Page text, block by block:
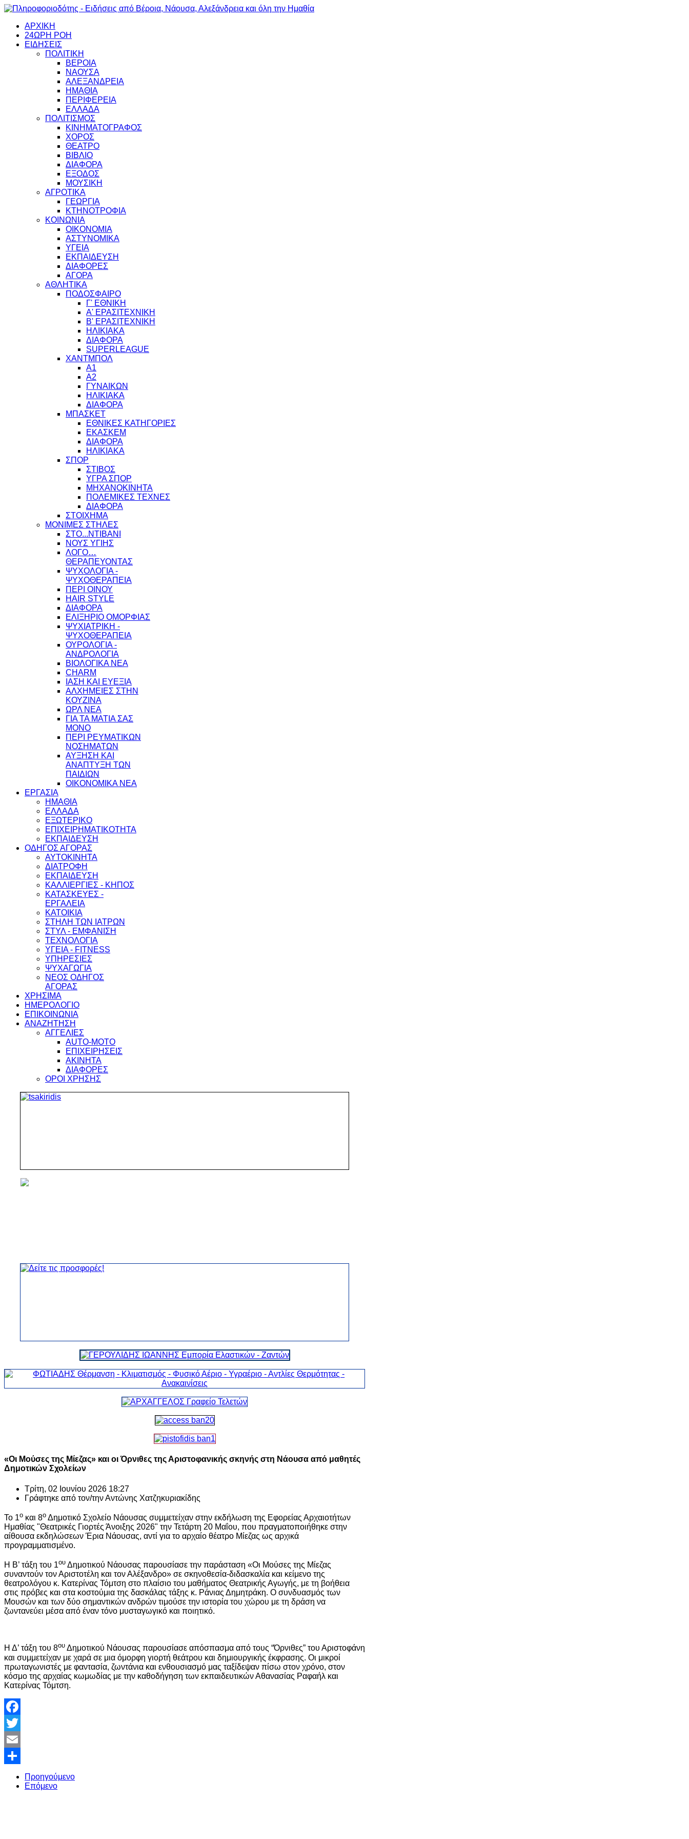
ΑΡΧΙΚΗ
24ΩΡΗ ΡΟΗ
ΕΙΔΗΣΕΙΣ
ΠΟΛΙΤΙΚΗ
ΒΕΡΟΙΑ
ΝΑΟΥΣΑ
ΑΛΕΞΑΝΔΡΕΙΑ
ΗΜΑΘΙΑ
ΠΕΡΙΦΕΡΕΙΑ
ΕΛΛΑΔΑ
ΠΟΛΙΤΙΣΜΟΣ
ΚΙΝΗΜΑΤΟΓΡΑΦΟΣ
ΧΟΡΟΣ
ΘΕΑΤΡΟ
ΒΙΒΛΙΟ
ΔΙΑΦΟΡΑ
ΕΞΟΔΟΣ
ΜΟΥΣΙΚΗ
ΑΓΡΟΤΙΚΑ
ΓΕΩΡΓΙΑ
ΚΤΗΝΟΤΡΟΦΙΑ
ΚΟΙΝΩΝΙΑ
ΟΙΚΟΝΟΜΙΑ
ΑΣΤΥΝΟΜΙΚΑ
ΥΓΕΙΑ
ΕΚΠΑΙΔΕΥΣΗ
ΔΙΑΦΟΡΕΣ
ΑΓΟΡΑ
ΑΘΛΗΤΙΚΑ
ΠΟΔΟΣΦΑΙΡΟ
Γ' ΕΘΝΙΚΗ
Α' ΕΡΑΣΙΤΕΧΝΙΚΗ
Β' ΕΡΑΣΙΤΕΧΝΙΚΗ
ΗΛΙΚΙΑΚΑ
ΔΙΑΦΟΡΑ
SUPERLEAGUE
ΧΑΝΤΜΠΟΛ
Α1
Α2
ΓΥΝΑΙΚΩΝ
ΗΛΙΚΙΑΚΑ
ΔΙΑΦΟΡΑ
ΜΠΑΣΚΕΤ
ΕΘΝΙΚΕΣ ΚΑΤΗΓΟΡΙΕΣ
ΕΚΑΣΚΕΜ
ΔΙΑΦΟΡΑ
ΗΛΙΚΙΑΚΑ
ΣΠΟΡ
ΣΤΙΒΟΣ
ΥΓΡΑ ΣΠΟΡ
ΜΗΧΑΝΟΚΙΝΗΤΑ
ΠΟΛΕΜΙΚΕΣ ΤΕΧΝΕΣ
ΔΙΑΦΟΡΑ
ΣΤΟΙΧΗΜΑ
ΜΟΝΙΜΕΣ ΣΤΗΛΕΣ
ΣΤΟ...ΝΤΙΒΑΝΙ
ΝΟΥΣ ΥΓΙΗΣ
ΛΟΓΟ…
ΘΕΡΑΠΕΥΟΝΤΑΣ
ΨΥΧΟΛΟΓΙΑ -
ΨΥΧΟΘΕΡΑΠΕΙΑ
ΠΕΡΙ ΟΙΝΟΥ
HAIR STYLE
ΔΙΑΦΟΡΑ
ΕΛΙΞΗΡΙΟ ΟΜΟΡΦΙΑΣ
ΨΥΧΙΑΤΡΙΚΗ -
ΨΥΧΟΘΕΡΑΠΕΙΑ
ΟΥΡΟΛΟΓΙΑ -
ΑΝΔΡΟΛΟΓΙΑ
ΒΙΟΛΟΓΙΚΑ ΝΕΑ
CHARM
ΙΑΣΗ ΚΑΙ ΕΥΕΞΙΑ
ΑΛΧΗΜΕΙΕΣ ΣΤΗΝ
ΚΟΥΖΙΝΑ
ΩΡΛ ΝEA
ΓΙΑ ΤΑ ΜΑΤΙΑ ΣΑΣ
ΜΟΝΟ
ΠΕΡΙ ΡΕΥΜΑΤΙΚΩΝ
ΝΟΣΗΜΑΤΩΝ
ΑΥΞΗΣΗ ΚΑΙ
ΑΝΑΠΤΥΞΗ ΤΩΝ
ΠΑΙΔΙΩΝ
ΟΙΚΟΝΟΜΙΚΑ ΝΕΑ
ΕΡΓΑΣΙΑ
ΗΜΑΘΙΑ
ΕΛΛΑΔΑ
ΕΞΩΤΕΡΙΚΟ
ΕΠΙΧΕΙΡΗΜΑΤΙΚΟΤΗΤΑ
ΕΚΠΑΙΔΕΥΣΗ
ΟΔΗΓΟΣ ΑΓΟΡΑΣ
ΑΥΤΟΚΙΝΗΤΑ
ΔΙΑΤΡΟΦΗ
ΕΚΠΑΙΔΕΥΣΗ
ΚΑΛΛΙΕΡΓΙΕΣ - ΚΗΠΟΣ
ΚΑΤΑΣΚΕΥΕΣ -
ΕΡΓΑΛΕΙΑ
ΚΑΤΟΙΚΙΑ
ΣΤΗΛΗ ΤΩΝ ΙΑΤΡΩΝ
ΣΤΥΛ - ΕΜΦΑΝΙΣΗ
ΤΕΧΝΟΛΟΓΙΑ
ΥΓΕΙΑ - FITNESS
ΥΠΗΡΕΣΙΕΣ
ΨΥΧΑΓΩΓΙΑ
ΝΕΟΣ ΟΔΗΓΟΣ
ΑΓΟΡΑΣ
ΧΡΗΣΙΜΑ
ΗΜΕΡΟΛΟΓΙΟ
ΕΠΙΚΟΙΝΩΝΙΑ
ΑΝΑΖΗΤΗΣΗ
ΑΓΓΕΛΙΕΣ
AUTO-MOTO
ΕΠΙΧΕΙΡΗΣΕΙΣ
ΑΚΙΝΗΤΑ
ΔΙΑΦΟΡΕΣ
ΟΡΟΙ ΧΡΗΣΗΣ
«Οι Μούσες της Μίεζας» και οι Όρνιθες της Αριστοφανικής σκηνής στη Νάουσα από μαθητές
Δημοτικών Σχολείων
Τρίτη, 02 Ιουνίου 2026 18:27
Γράφτηκε από τον/τηνΑντώνης Χατζηκυριακίδης
Το 1ο και 8ο Δημοτικό Σχολείο Νάουσας συμμετείχαν στην εκδήλωση της Εφορείας Αρχαιοτήτων
Ημαθίας "Θεατρικές Γιορτές Άνοιξης 2026" την Τετάρτη 20 Μαΐου, που πραγματοποιήθηκε στην
αίθουσα εκδηλώσεων Έρια Νάουσας, αντί για το αρχαίο θέατρο Μίεζας ως αρχικά
προγραμματισμένο.
Η Β’ τάξη του 1ου Δημοτικού Νάουσας παρουσίασε την παράσταση «Οι Μούσες της Μίεζας
συναντούν τον Αριστοτέλη και τον Αλέξανδρο» σε σκηνοθεσία-διδασκαλία και κείμενο της
θεατρολόγου κ. Κατερίνας Τόμτση στο πλαίσιο του μαθήματος Θεατρικής Αγωγής, με τη βοήθεια
στις πρόβες και στα κοστούμια της δασκάλας τάξης κ. Ράνιας Δημητράκη. Ο συνδυασμός των
Μουσών και των δύο σημαντικών ανδρών τιμούσε την ιστορία του χώρου με τη δράση να
ζωντανεύει μέσα από έναν τόνο μυσταγωγικό και ποιητικό.
Η Δ’ τάξη του 8ου Δημοτικού Νάουσας παρουσίασε απόσπασμα από τους “Όρνιθες” του Αριστοφάνη
και συμμετείχαν με χαρά σε μια όμορφη γιορτή θεάτρου και δημιουργικής έκφρασης. Οι μικροί
πρωταγωνιστές με φαντασία, ζωντάνια και ενθουσιασμό μας ταξίδεψαν πίσω στον χρόνο, στον
κόσμο της αρχαίας κωμωδίας με την καθοδήγηση των εκπαιδευτικών Αθανασίας Ραφαήλ και
Κατερίνας Τόμτση.
Facebook
Twitter
Email
Share
Προηγούμενο
Επόμενο